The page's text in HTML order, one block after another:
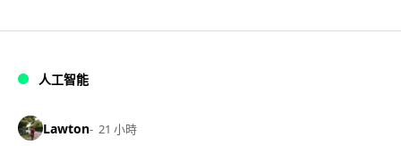
人工智能
Lawton 21 小時